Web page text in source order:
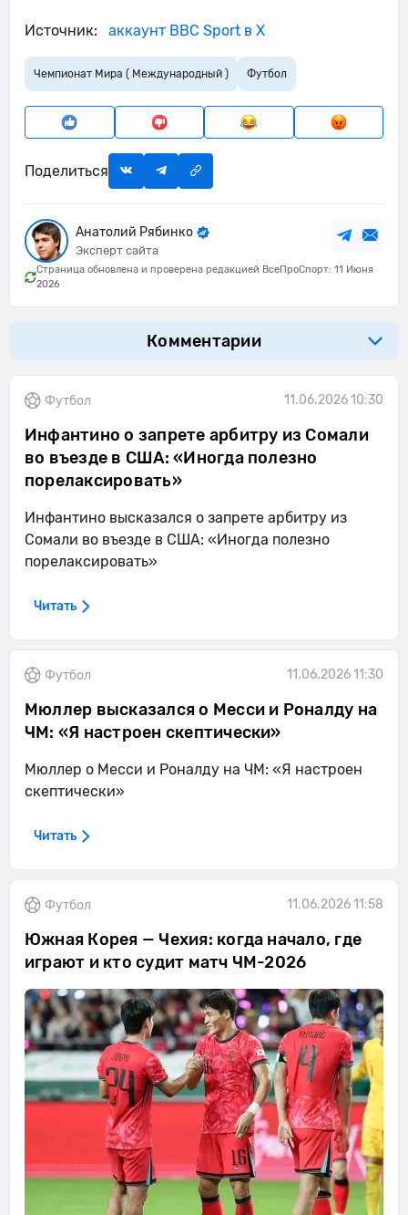
Источник: аккаунт BBC Sport в X
Чемпионат Мира ( Международный ) Футбол
Поделиться
Анатолий Рябинко
Эксперт сайта
Страница обновлена и проверена редакцией ВсеПроСпорт: 11 Июня
2026
Комментарии
Футбол 11.06.2026 10:30
Инфантино о запрете арбитру из Сомали
во въезде в США: «Иногда полезно
порелаксировать»
Инфантино высказался о запрете арбитру из
Сомали во въезде в США: «Иногда полезно
порелаксировать»
Читать
Футбол 11.06.2026 11:30
Мюллер высказался о Месси и Роналду на
ЧМ: «Я настроен скептически»
Мюллер о Месси и Роналду на ЧМ: «Я настроен
скептически»
Читать
Футбол 11.06.2026 11:58
Южная Корея — Чехия: когда начало, где
играют и кто судит матч ЧМ-2026